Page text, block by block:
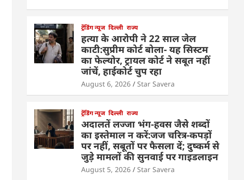
ट्रेंडिंग न्यूज दिल्ली राज्य
हत्या के आरोपी ने 22 साल जेल
काटी:सुप्रीम कोर्ट बोला- यह सिस्टम
का फेल्योर, ट्रायल कोर्ट ने सबूत नहीं
जांचें, हाईकोर्ट चुप रहा
August 6, 2026 Star Savera
ट्रेंडिंग न्यूज दिल्ली राज्य
अदालतें लज्जा भंग-हवस जैसे शब्दों
का इस्तेमाल न करें:जज चरित्र-कपड़ों
पर नहीं, सबूतों पर फैसला दें; दुष्कर्म से
जुड़े मामलों की सुनवाई पर गाइडलाइन
August 5, 2026 Star Savera